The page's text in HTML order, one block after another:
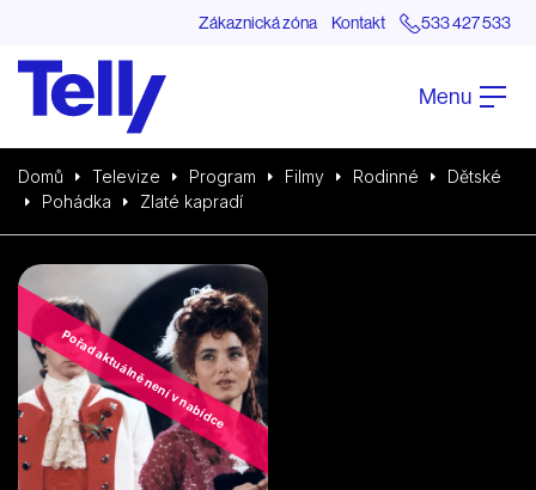
Zákaznická zóna Kontakt 533 427 533
Menu
Domů Televize Program Filmy Rodinné
Dětské
Pohádka
Zlaté kapradí
Pořad aktuálně není v nabídce